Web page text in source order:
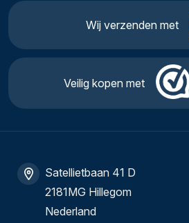
Wij verzenden met
Veilig kopen met
Satellietbaan 41 D
2181MG Hillegom
Nederland